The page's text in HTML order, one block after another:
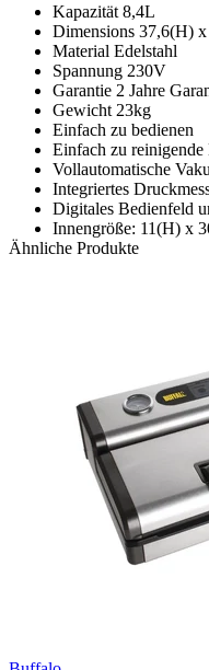
Kapazität 8,4L
Dimensions 37,6(H)
Material Edelstahl
Spannung 230V
Garantie 2 Jahre
Gewicht 23kg
Einfach zu bedienen
Einfach zu
Vollautomatische
Integriertes
Digitales Bedienfeld
Innengröße: 11(H) x
Ähnliche Produkte